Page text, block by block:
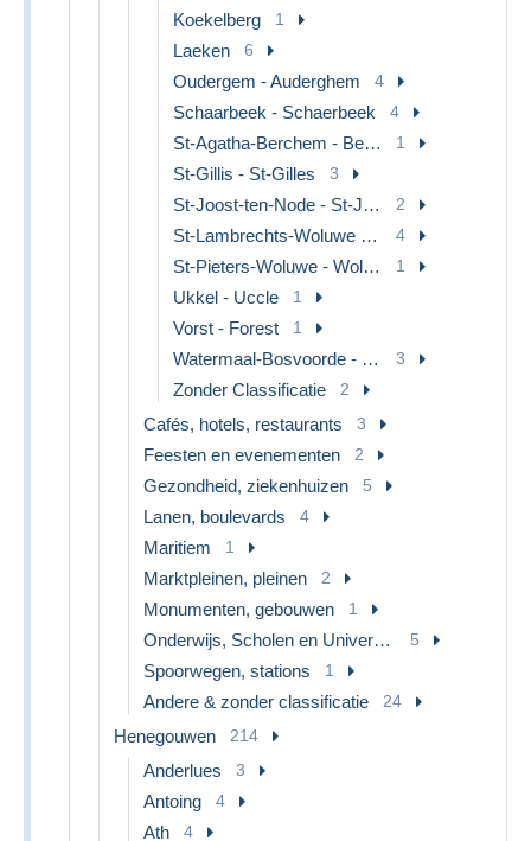
Koekelberg 1
Laeken 6
Oudergem - Auderghem 4
Schaarbeek - Schaerbeek 4
St-Agatha-Berchem - Berchem-Ste-Agathe 1
St-Gillis - St-Gilles 3
St-Joost-ten-Node - St-Josse-ten-Noode 2
St-Lambrechts-Woluwe - Woluwe-St-Lambert 4
St-Pieters-Woluwe - Woluwe-St-Pierre 1
Ukkel - Uccle 1
Vorst - Forest 1
Watermaal-Bosvoorde - Watermael-Boitsfort 3
Zonder Classificatie 2
Cafés, hotels, restaurants 3
Feesten en evenementen 2
Gezondheid, ziekenhuizen 5
Lanen, boulevards 4
Maritiem 1
Marktpleinen, pleinen 2
Monumenten, gebouwen 1
Onderwijs, Scholen en Universiteiten 5
Spoorwegen, stations 1
Andere & zonder classificatie 24
Henegouwen 214
Anderlues 3
Antoing 4
Ath 4